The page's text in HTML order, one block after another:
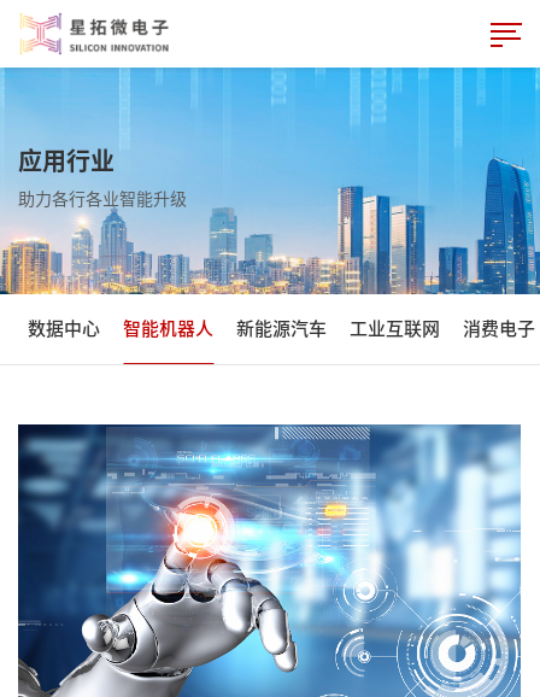
应用行业
助力各行各业智能升级
数据中心 智能机器人 新能源汽车 工业互联网 消费电子